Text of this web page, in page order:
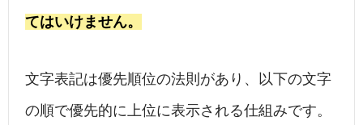
てはいけません。
文字表記は優先順位の法則があり、以下の文字
の順で優先的に上位に表示される仕組みです。